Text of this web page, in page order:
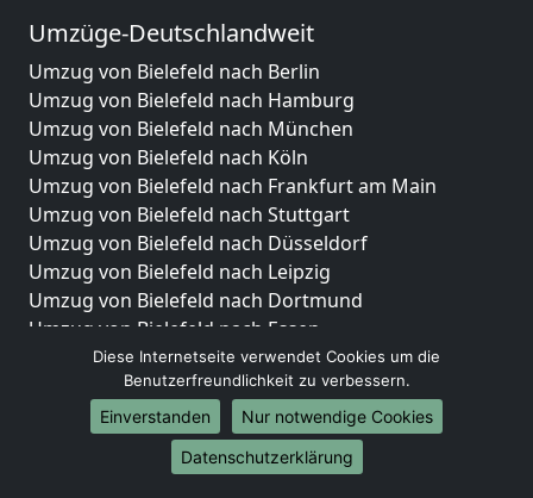
Umzüge-Deutschlandweit
Umzug von Bielefeld nach Berlin
Umzug von Bielefeld nach Hamburg
Umzug von Bielefeld nach München
Umzug von Bielefeld nach Köln
Umzug von Bielefeld nach Frankfurt am Main
Umzug von Bielefeld nach Stuttgart
Umzug von Bielefeld nach Düsseldorf
Umzug von Bielefeld nach Leipzig
Umzug von Bielefeld nach Dortmund
Umzug von Bielefeld nach Essen
Umzug von Bielefeld nach Bremen
Umzug von Bielefeld nach Dresden
Umzug von Bielefeld nach Hannover
Umzug von Bielefeld nach Nürnberg
Umzug von Bielefeld nach Duisburg
Diese Internetseite verwendet Cookies um die
Benutzerfreundlichkeit zu verbessern.
Einverstanden
Nur notwendige Cookies
Datenschutzerklärung